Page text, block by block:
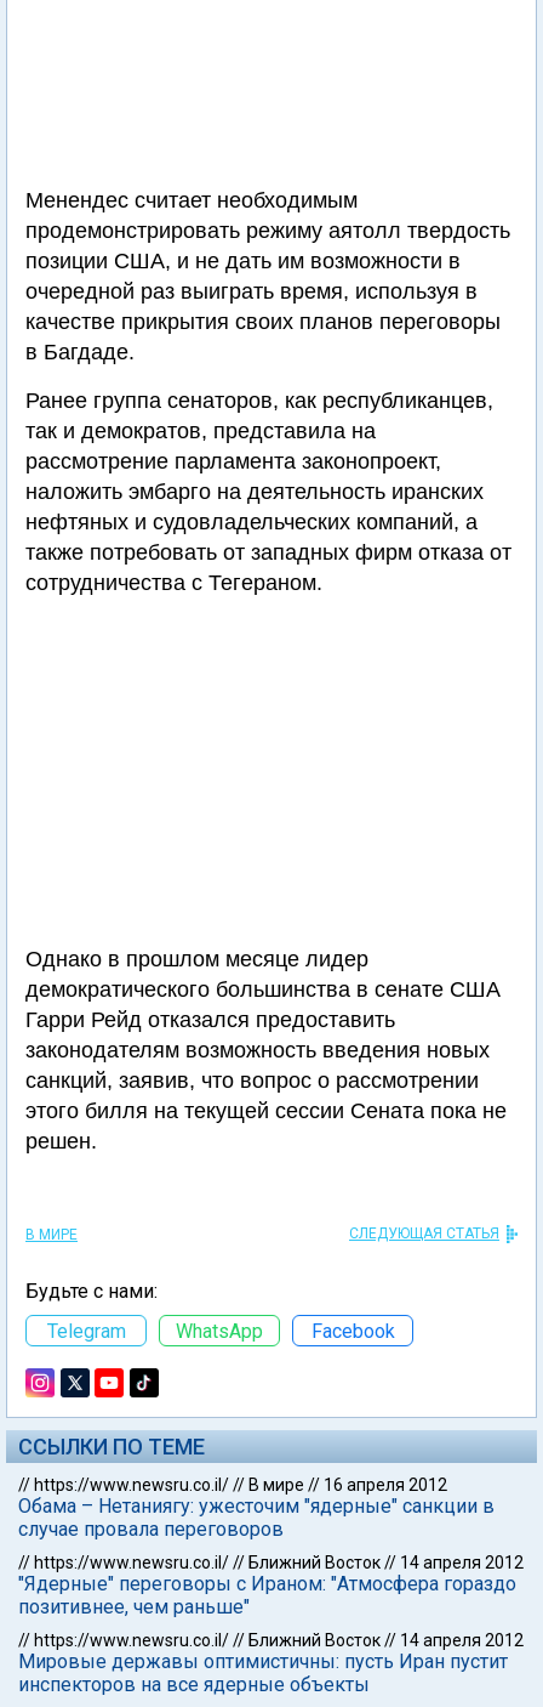
Менендес считает необходимым
продемонстрировать режиму аятолл твердость
позиции США, и не дать им возможности в
очередной раз выиграть время, используя в
качестве прикрытия своих планов переговоры
в Багдаде.
Ранее группа сенаторов, как республиканцев,
так и демократов, представила на
рассмотрение парламента законопроект,
наложить эмбарго на деятельность иранских
нефтяных и судовладельческих компаний, а
также потребовать от западных фирм отказа от
сотрудничества с Тегераном.
Однако в прошлом месяце лидер
демократического большинства в сенате США
Гарри Рейд отказался предоставить
законодателям возможность введения новых
санкций, заявив, что вопрос о рассмотрении
этого билля на текущей сессии Сената пока не
решен.
В МИРЕ СЛЕДУЮЩАЯ СТАТЬЯ
Будьте с нами:
Telegram
WhatsApp Facebook
ССЫЛКИ ПО ТЕМЕ
// https://www.newsru.co.il/// В мире // 16 апреля 2012
Обама – Нетаниягу: ужесточим "ядерные" санкции в
случае провала переговоров
// https://www.newsru.co.il/// Ближний Восток// 14 апреля 2012
"Ядерные" переговоры с Ираном: "Атмосфера гораздо
позитивнее, чем раньше"
// https://www.newsru.co.il/// Ближний Восток// 14 апреля 2012
Мировые державы оптимистичны: пусть Иран пустит
инспекторов на все ядерные объекты